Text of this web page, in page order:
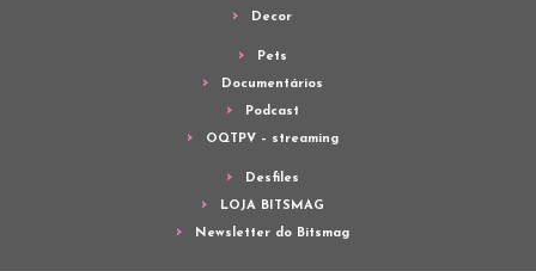
Decor
Pets
Documentários
Podcast
OQTPV – streaming
Desfiles
LOJA BITSMAG
Newsletter do Bitsmag